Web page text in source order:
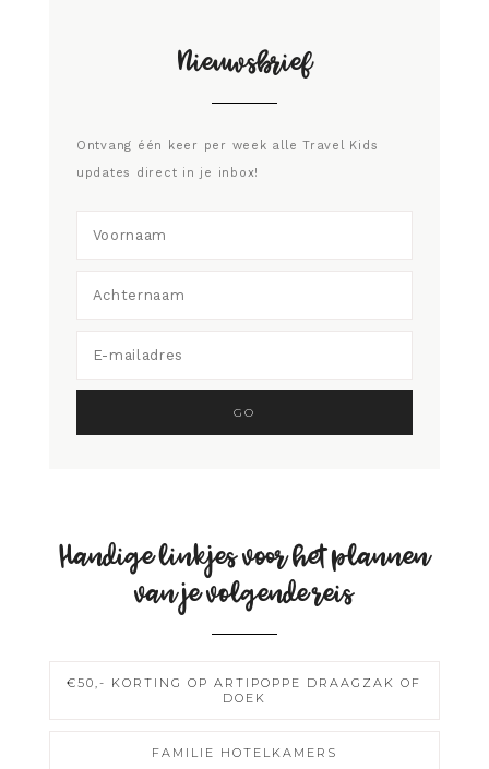
Nieuwsbrief
Ontvang één keer per week alle Travel Kids
updates direct in je inbox!
Handige linkjes voor het plannen
van je volgende reis
€50,- KORTING OP ARTIPOPPE DRAAGZAK OF
DOEK
FAMILIE HOTELKAMERS